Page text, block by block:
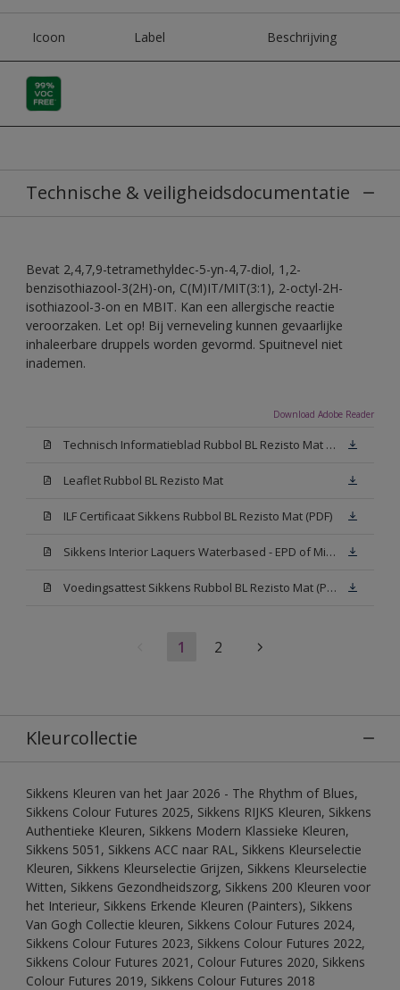
Icoon Label Beschrijving
Technische & veiligheidsdocumentatie
Bevat 2,4,7,9-tetramethyldec-5-yn-4,7-diol, 1,2-
benzisothiazool-3(2H)-on, C(M)IT/MIT(3:1), 2-octyl-2H-
isothiazool-3-on en MBIT. Kan een allergische reactie
veroorzaken. Let op! Bij verneveling kunnen gevaarlijke
inhaleerbare druppels worden gevormd. Spuitnevel niet
inademen.
Download Adobe Reader
Technisch Informatieblad Rubbol BL Rezisto Mat (PDF)
Leaflet Rubbol BL Rezisto Mat
ILF Certificaat Sikkens Rubbol BL Rezisto Mat (PDF)
Sikkens Interior Laquers Waterbased - EPD of Milieuproductverklaring
Voedingsattest Sikkens Rubbol BL Rezisto Mat (PDF)
1 2
Kleurcollectie
Sikkens Kleuren van het Jaar 2026 - The Rhythm of Blues,
Sikkens Colour Futures 2025, Sikkens RIJKS Kleuren, Sikkens
Authentieke Kleuren, Sikkens Modern Klassieke Kleuren,
Sikkens 5051, Sikkens ACC naar RAL, Sikkens Kleurselectie
Kleuren, Sikkens Kleurselectie Grijzen, Sikkens Kleurselectie
Witten, Sikkens Gezondheidszorg, Sikkens 200 Kleuren voor
het Interieur, Sikkens Erkende Kleuren (Painters), Sikkens
Van Gogh Collectie kleuren, Sikkens Colour Futures 2024,
Sikkens Colour Futures 2023, Sikkens Colour Futures 2022,
Sikkens Colour Futures 2021, Colour Futures 2020, Sikkens
Colour Futures 2019, Sikkens Colour Futures 2018